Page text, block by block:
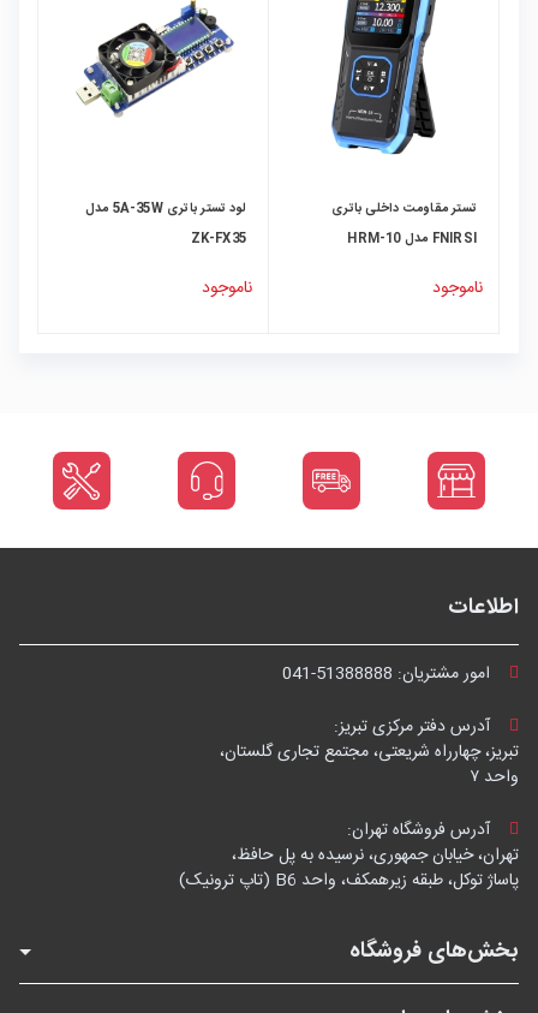
تستر مقاومت داخلی باتری
FNIRSI مدل HRM-10
ناموجود
لود تستر باتری 5A-35W مدل
ZK-FX35
ناموجود
اطلاعات
امور مشتریان: 041-51388888
آدرس دفتر مرکزی تبریز:
تبریز، چهارراه شریعتی، مجتمع تجاری گلستان،
واحد ۷
آدرس فروشگاه تهران:
تهران، خیابان جمهوری، نرسیده به پل حافظ،
پاساژ توکل، طبقه زیرهمکف، واحد B6 (تاپ ترونیک)
بخش‌های فروشگاه